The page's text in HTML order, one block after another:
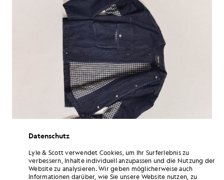
Datenschutz
Lyle & Scott verwendet Cookies, um Ihr Surferlebnis zu
verbessern, Inhalte individuell anzupassen und die Nutzung der
Website zu analysieren. Wir geben möglicherweise auch
Informationen darüber, wie Sie unsere Website nutzen, zu